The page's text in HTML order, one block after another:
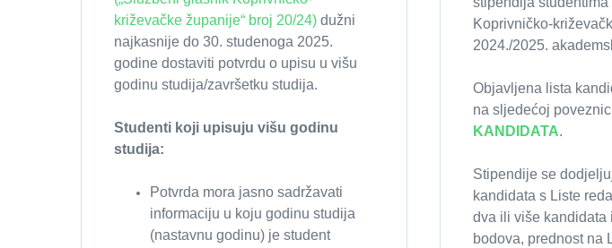
križevačke županije“ broj 20/24) dužni
najkasnije do 30. studenoga 2025.
godine dostaviti potvrdu o upisu u višu
godinu studija/završetku studija.
Studenti koji upisuju višu godinu
studija:
Potvrda mora jasno sadržavati
informaciju u koju godinu studija
(nastavnu godinu) je student
Koprivničko-
2024./2025.
Objavljena lista
na sljedećoj
KANDIDATA.
Stipendije se
kandidata s Liste
dva ili više kandidata
bodova, prednost na